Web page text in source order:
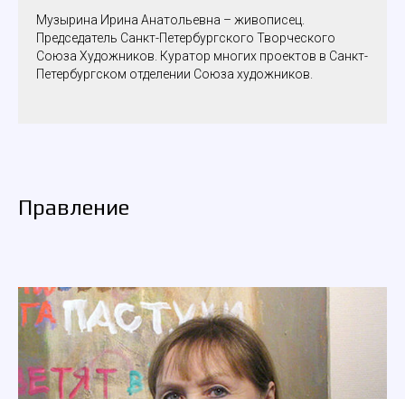
Музырина Ирина Анатольевна – живописец.
Председатель Санкт-Петербургского Творческого
Союза Художников. Куратор многих проектов в Санкт-
Петербургском отделении Союза художников.
Правление